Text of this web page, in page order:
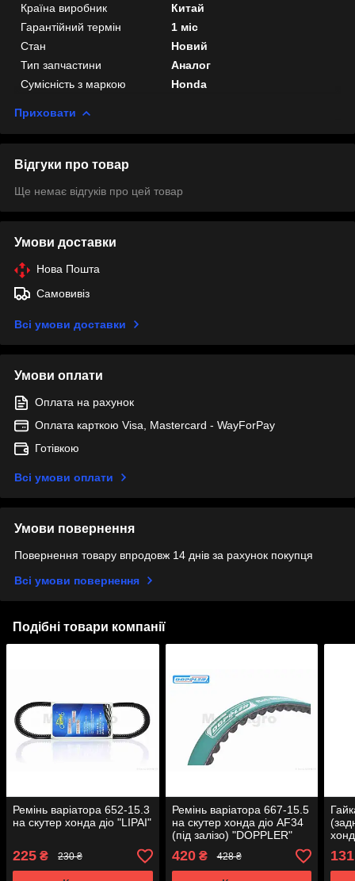
Країна виробник
Китай
Гарантійний термін
1 міс
Стан
Новий
Тип запчастини
Аналог
Сумісність з маркою
Honda
Приховати
Відгуки про товар
Ще немає відгуків про цей товар
Умови доставки
Нова Пошта
Самовивіз
Всі умови доставки
Умови оплати
Оплата на рахунок
Оплата карткою Visa, Mastercard - WayForPay
Готівкою
Всі умови оплати
Умови повернення
Повернення товару впродовж 14 днів за рахунок покупця
Всі умови повернення
Подібні товари компанії
Ремінь варіатора 652-15.3
на скутер хонда діо "LIPAI"
225 ₴ 230 ₴
Ремінь варіатора 667-15.5
на скутер хонда діо AF34
(під залізо) "DOPPLER"
420₴ 428 ₴ 131